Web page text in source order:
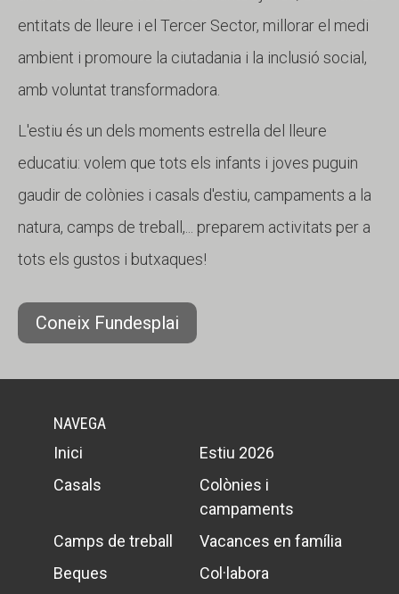
entitats de lleure i el Tercer Sector, millorar el medi
ambient i promoure la ciutadania i la inclusió social,
amb voluntat transformadora.
L'estiu és un dels moments estrella del lleure
educatiu: volem que tots els infants i joves puguin
gaudir de colònies i casals d'estiu, campaments a la
natura, camps de treball,... preparem activitats per a
tots els gustos i butxaques!
Coneix Fundesplai
NAVEGA
Inici
Estiu 2026
Casals
Colònies i
campaments
Camps de treball
Vacances en família
Beques
Col·labora